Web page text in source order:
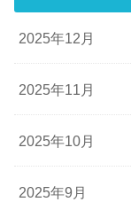
2025年12月
2025年11月
2025年10月
2025年9月